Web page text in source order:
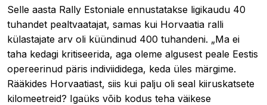
Selle aasta Rally Estoniale ennustatakse ligikaudu 40
tuhandet pealtvaatajat, samas kui Horvaatia ralli
külastajate arv oli küündinud 400 tuhandeni. „Ma ei
taha kedagi kritiseerida, aga oleme algusest peale Eestis
opereerinud päris indiviididega, keda üles märgime.
Rääkides Horvaatiast, siis kui palju oli seal kiiruskatsete
kilomeetreid? Igaüks võib kodus teha väikese